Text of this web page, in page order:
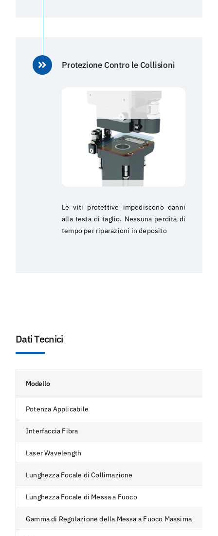
Protezione Contro le Collisioni
Le viti protettive impediscono danni
alla testa di taglio. Nessuna perdita di
tempo per riparazioni in deposito
Dati Tecnici
Modello
Potenza Applicabile
Interfaccia Fibra
Laser Wavelength
Lunghezza Focale di Collimazione
Lunghezza Focale di Messa a Fuoco
Gamma di Regolazione della Messa a Fuoco Massima